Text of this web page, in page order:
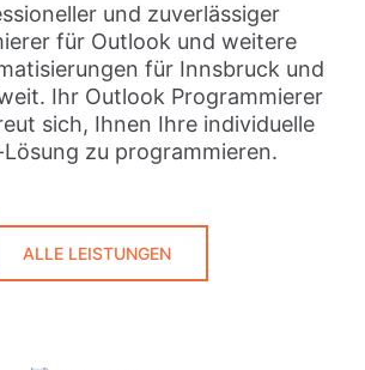
und zuverlässiger
für Outlook und weitere
für Innsbruck und
Ihr Outlook Programmierer
sich, Ihnen Ihre individuelle
zu programmieren.
ALLE LEISTUNGEN